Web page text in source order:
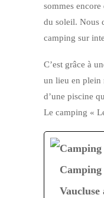
sommes
du soleil. Nous
camping sur
C’est grâce à
un lieu en plein
d’une piscine
Le camping «
Camping
Camping